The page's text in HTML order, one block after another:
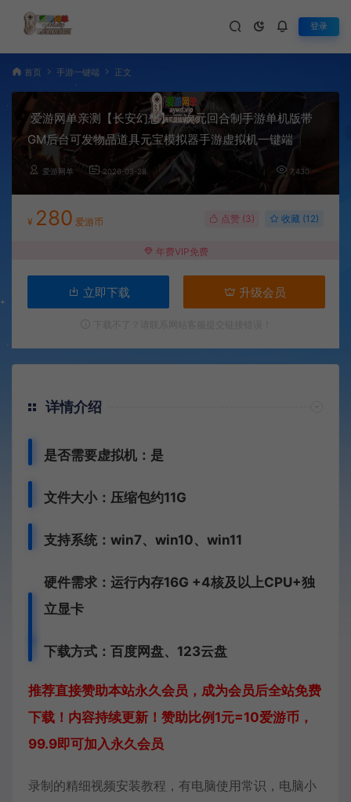
登录
首页 手游一键端 正文
爱游网单亲测【长安幻想】二次元回合制手游单机版带
GM后台可发物品道具元宝模拟器手游虚拟机一键端
爱游网单 2026-03-28 7,430
¥ 280 爱游币 点赞 (3) 收藏 (12)
年费VIP免费
立即下载 升级会员
详情介绍
是否需要虚拟机：是
文件大小：压缩包约11G
支持系统：win7、win10、win11
硬件需求：运行内存16G +4核及以上CPU+独
立显卡
下载方式： 百度网盘、 123云盘
推荐直接赞助本站永久会员，成为会员后全站免费
下载！内容持续更新！赞助比例1元=10爱游币，
99.9即可加入永久会员
录制的精细视频安装教程，有电脑使用常识，电脑小